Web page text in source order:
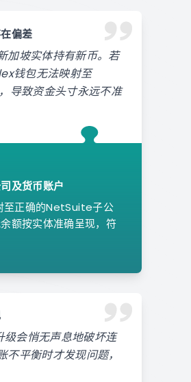
偏差
加坡实体持有新币。若
钱包无法映射至
导致资金头寸永远不准
及货币账户
至正确的NetSuite子公
额按实体准确呈现，符
会悄无声息地破坏连
平衡时才发现问题，